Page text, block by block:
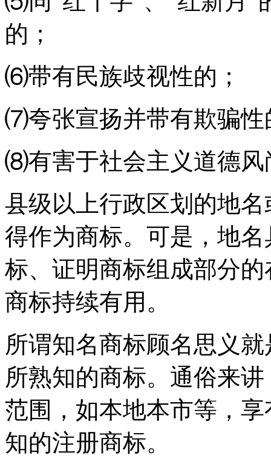
的；
⑹带有民族歧视性的；
⑺夸张宣扬并带有欺骗性
⑻有害于社会主义道德风
县级以上行政区划的地
得作为商标。可是，地
标、证明商标组成部分
商标持续有用。
所谓知名商标顾名思义
所熟知的商标。通俗来
范围，如本地本市等，
知的注册商标。